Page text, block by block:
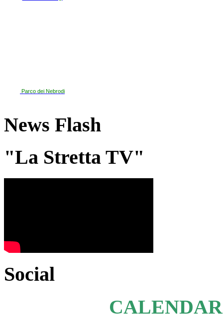
Parco dei Nebrodi
News Flash
"La Stretta TV"
Social